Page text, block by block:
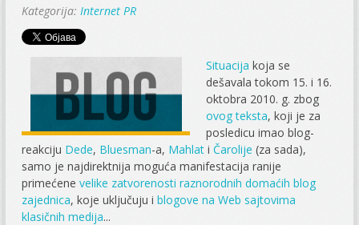
Kategorija:Internet PR
Situacija koja se
dešavala tokom 15. i 16.
oktobra 2010. g. zbog
ovog teksta, koji je za
posledicu imao blog-
reakciju Dede, Bluesman-a, Mahlat iČarolije (za sada),
samo je najdirektnija moguća manifestacija ranije
primećenevelike zatvorenosti raznorodnih domaćih blog
zajednica, koje uključuju iblogove na Web sajtovima
klasičnih medija...